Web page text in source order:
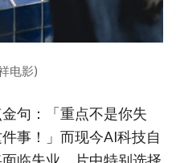
电影)
句：「重点不是你失
事！」而现今AI科技自